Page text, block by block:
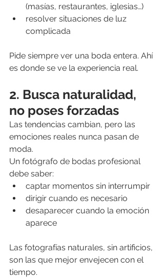
(masías, restaurantes, iglesias…)
resolver situaciones de luz
complicada
Pide siempre ver una boda entera. Ahí
es donde se ve la experiencia real.
2. Busca naturalidad,
no poses forzadas
Las tendencias cambian, pero las
emociones reales nunca pasan de
moda.
Un fotógrafo de bodas profesional
debe saber:
captar momentos sin interrumpir
dirigir cuando es necesario
desaparecer cuando la emoción
aparece
Las fotografías naturales, sin artificios,
son las que mejor envejecen con el
tiempo.